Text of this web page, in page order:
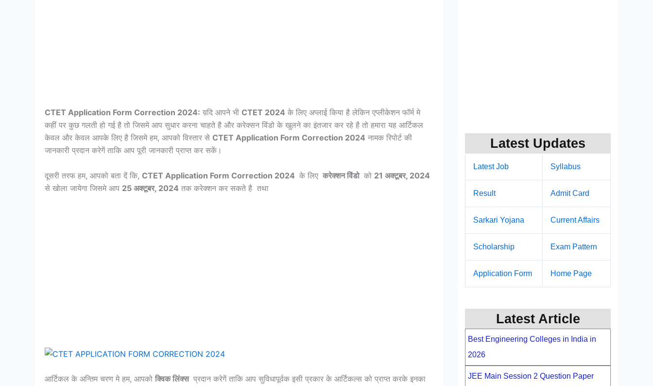
CTET Application Form Correction 2024: य़दि आपने भी CTET 2024 के लिए अप्लाई किया है लेकिन एप्लीकेशन फॉर्म मे
कहीं पर कुछ गलती हो गई है तो जिसमे आप सुधार करना चाहते है और करेक्सन विंडो के खुलने का इंतजार कर रहे है तो हमारा यह आर्टिकल
केवल और केवल आपके लिए है जिसमे हम, आपको विस्तार से CTET Application Form Correction 2024 नामक रिपोर्ट की
जानकारी प्रदान करेगें ताकि आप पूरी जानकारी प्राप्त कर सकें।
दूसरी तरफ हम, आपको बता दें कि, CTET Application Form Correction 2024 के लिए करेक्शन विेंडो को 21 अक्टूबर, 2024
से खोला जायेगा जिसमे आप 25 अक्टूबर, 2024 तक करेक्शन कर सकते है तथा
आर्टिकल के अन्तिम चरण मे हम, आपको क्विक लिंक्स प्रदान करेगें ताकि आप सुविधापूर्वक इसी प्रकार के आर्टिकल्स को प्राप्त करके इनका
Latest Updates
Latest Job Syllabus
Result Admit Card
Sarkari Yojana Current Affairs
Scholarship Exam Pattern
Application Form Home Page
Latest Article
Best Engineering Colleges in India in
2026
JEE Main Session 2 Question Paper